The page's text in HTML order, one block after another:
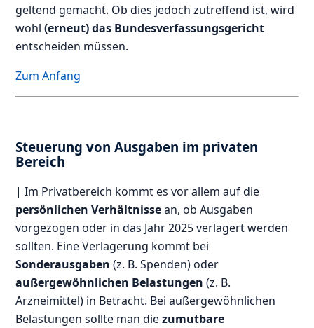
geltend gemacht. Ob dies jedoch zutreffend ist, wird
wohl(erneut) das Bundesverfassungsgericht
entscheiden müssen.
Zum Anfang
Steuerung von Ausgaben im privaten
Bereich
| Im Privatbereich kommt es vor allem auf die
persönlichen Verhältnissean, ob Ausgaben
vorgezogen oder in das Jahr 2025 verlagert werden
sollten. Eine Verlagerung kommt bei
Sonderausgaben (z. B. Spenden) oder
außergewöhnlichen Belastungen (z. B.
Arzneimittel) in Betracht. Bei außergewöhnlichen
Belastungen sollte man diezumutbare